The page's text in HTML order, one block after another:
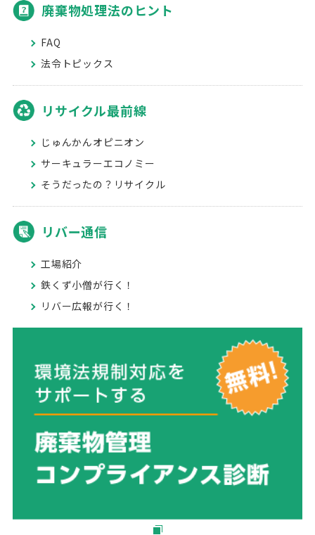
廃棄物処理法のヒント
FAQ
法令トピックス
リサイクル最前線
じゅんかんオピニオン
サーキュラーエコノミー
そうだったの？リサイクル
リバー通信
工場紹介
鉄くず小僧が行く！
リバー広報が行く！